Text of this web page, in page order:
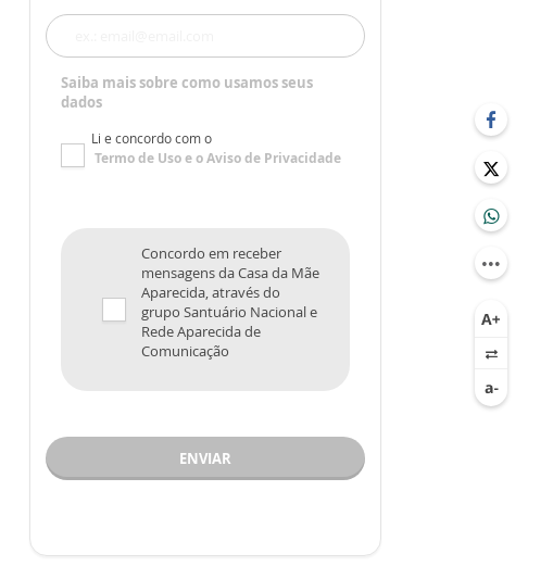
Saiba mais sobre como usamos seus
dados
Li e concordo com o
Termo de Usoe oAviso de Privacidade
Concordo em receber
mensagens da Casa da Mãe
Aparecida, através do
grupo Santuário Nacional e
Rede Aparecida de
Comunicação
ENVIAR